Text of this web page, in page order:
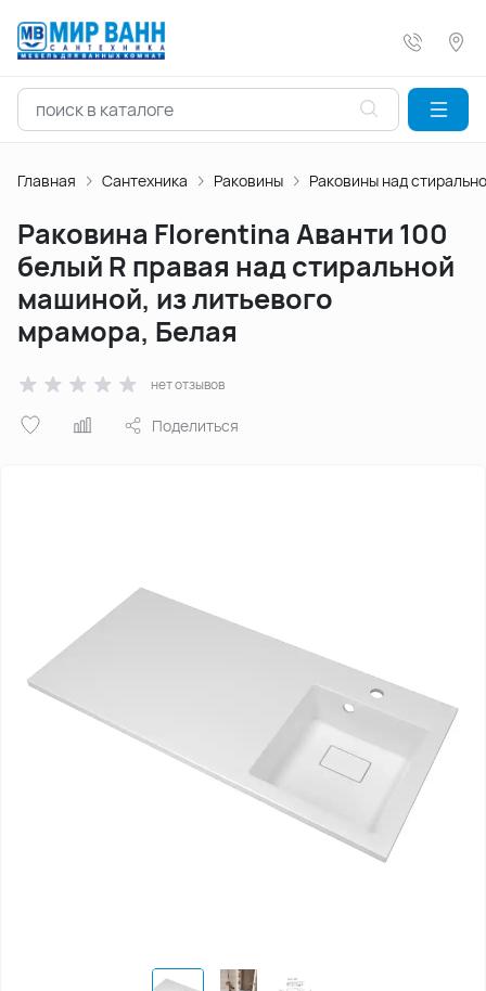
Главная Сантехника Раковины Раковины над
Раковина Florentina Аванти 100
белый R правая над стиральной
машиной, из литьевого
мрамора, Белая
нет отзывов
Поделиться